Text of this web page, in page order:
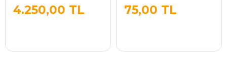
4.250,00 TL 75,00 TL